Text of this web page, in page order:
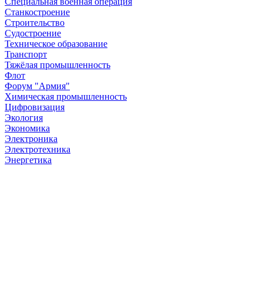
Станкостроение
Строительство
Судостроение
Техническое образование
Транспорт
Тяжёлая промышленность
Флот
Форум "Армия"
Химическая промышленность
Цифровизация
Экология
Экономика
Электроника
Электротехника
Энергетика